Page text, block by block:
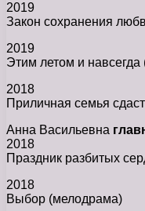
2019
Закон сохранения
2019
Этим летом и
2018
Приличная семья
Анна Васильевна
2018
Праздник разбитых
2018
Выбор (мелодрама)